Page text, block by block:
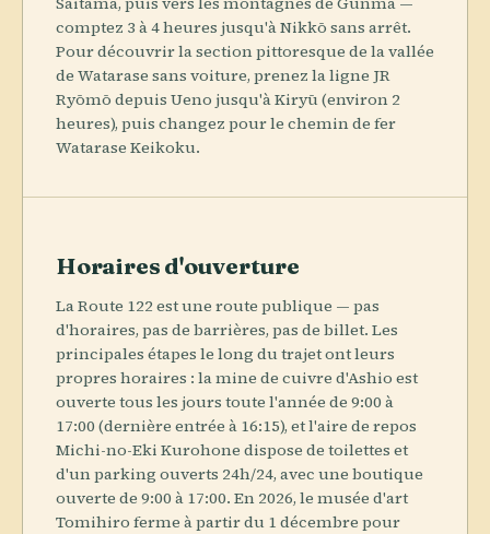
comptez 3 à 4 heures jusqu'à Nikkō sans arrêt.
Pour découvrir la section pittoresque de la vallée
de Watarase sans voiture, prenez la ligne JR
Ryōmō depuis Ueno jusqu'à Kiryū (environ 2
heures), puis changez pour le chemin de fer
Watarase Keikoku.
Horaires d'ouverture
La Route 122 est une route publique — pas
d'horaires, pas de barrières, pas de billet. Les
principales étapes le long du trajet ont leurs
propres horaires : la mine de cuivre d'Ashio est
ouverte tous les jours toute l'année de 9:00 à
17:00 (dernière entrée à 16:15), et l'aire de repos
Michi-no-Eki Kurohone dispose de toilettes et
d'un parking ouverts 24h/24, avec une boutique
ouverte de 9:00 à 17:00. En 2026, le musée d'art
Tomihiro ferme à partir du 1 décembre pour